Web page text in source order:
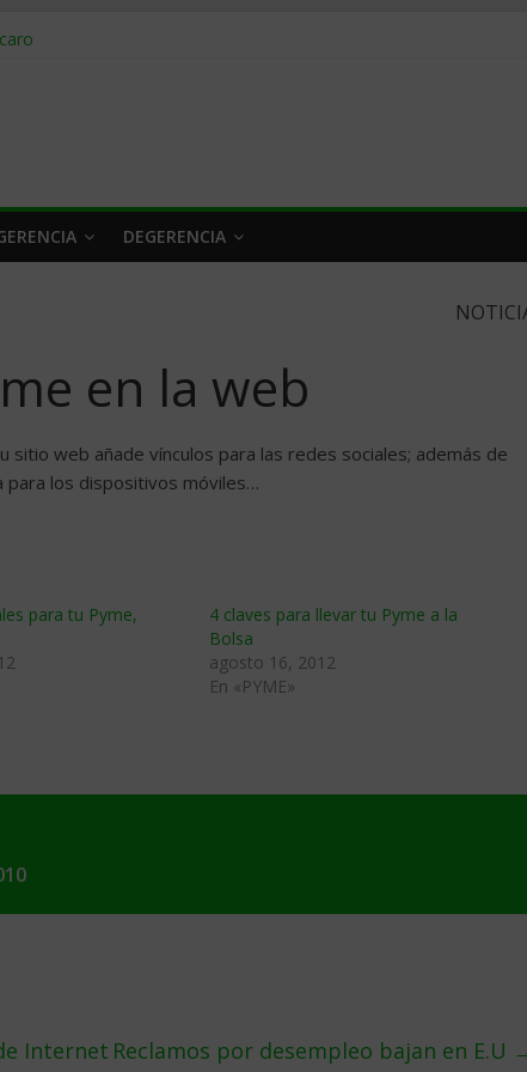
en 2026
hacer
y venderle
DEGERENCIA
en la web
web añade vínculos para las redes sociales; además de
para los dispositivos móviles…
para tu Pyme,
4 claves para llevar tu Pyme a la
Bolsa
agosto 16, 2012
En «PYME»
Internet Reclamos por desempleo bajan en E.U